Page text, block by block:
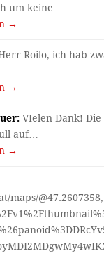
um keine…
→
Roilo, ich hab
→
VIelen Dank!
auf…
→
maps/